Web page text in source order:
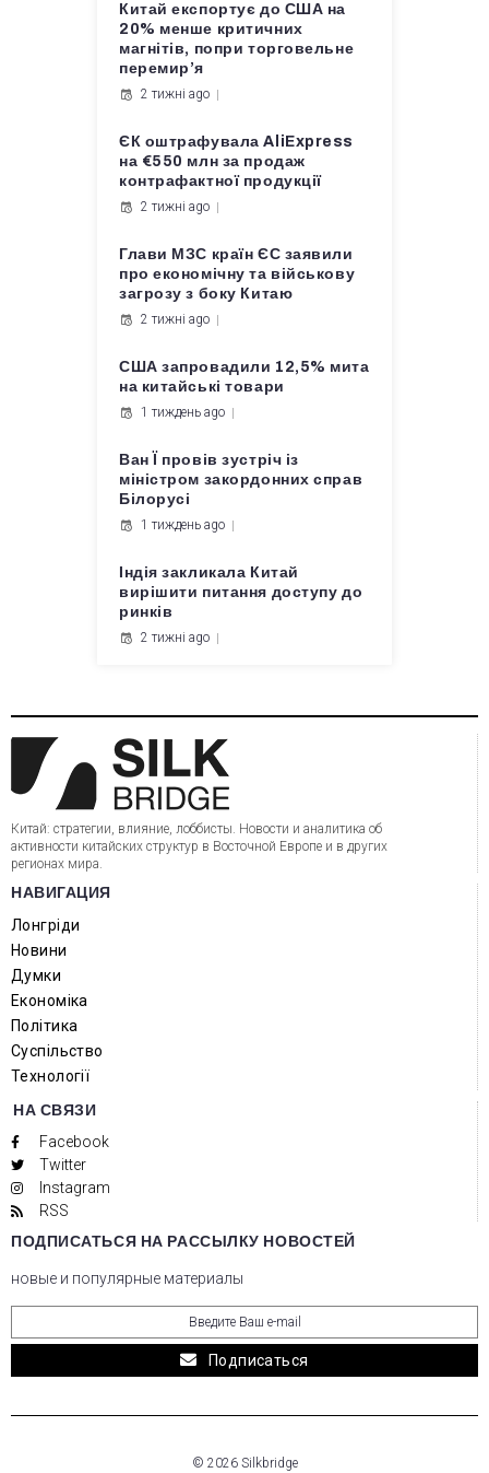
Китай експортує до США на
20% менше критичних
магнітів, попри торговельне
перемир’я
2 тижні ago
ЄК оштрафувала AliExpress
на €550 млн за продаж
контрафактної продукції
2 тижні ago
Глави МЗС країн ЄС заявили
про економічну та військову
загрозу з боку Китаю
2 тижні ago
США запровадили 12,5% мита
на китайські товари
1 тиждень ago
Ван Ї провів зустріч із
міністром закордонних справ
Білорусі
1 тиждень ago
Індія закликала Китай
вирішити питання доступу до
ринків
2 тижні ago
Китай: стратегии, влияние, лоббисты. Новости и аналитика об
активности китайских структур в Восточной Европе и в других
регионах мира.
НАВИГАЦИЯ
Лонгріди
Новини
Думки
Економіка
Політика
Суспільство
Технології
НА СВЯЗИ
Facebook
Twitter
Instagram
RSS
ПОДПИСАТЬСЯ НА РАССЫЛКУ НОВОСТЕЙ
новые и популярные материалы
Подписаться
© 2026 Silkbridge